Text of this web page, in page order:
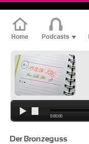
0:00:00
Der Bronzeguss